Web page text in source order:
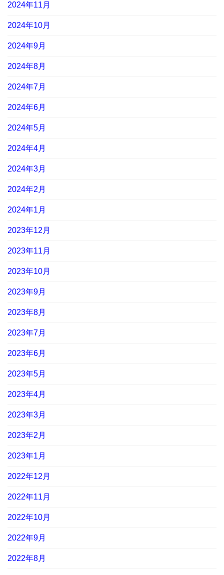
2024年11月
2024年10月
2024年9月
2024年8月
2024年7月
2024年6月
2024年5月
2024年4月
2024年3月
2024年2月
2024年1月
2023年12月
2023年11月
2023年10月
2023年9月
2023年8月
2023年7月
2023年6月
2023年5月
2023年4月
2023年3月
2023年2月
2023年1月
2022年12月
2022年11月
2022年10月
2022年9月
2022年8月